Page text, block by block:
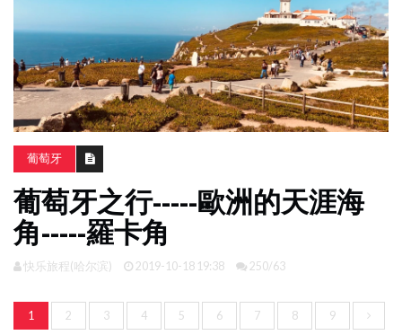
東
南
亞
日
韓
旅
遊
攻
略
照
葡萄牙
葡萄牙之行-----歐洲的天涯海
角-----羅卡角
快乐旅程(哈尔滨) 2019-10-18 19:38 250/63
1 2 3 4 5 6 7 8 9